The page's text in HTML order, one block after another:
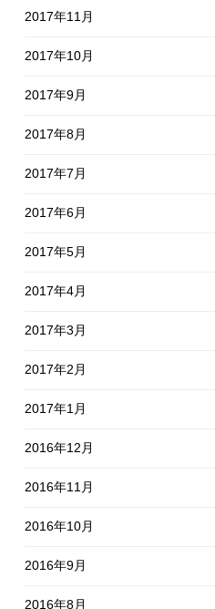
2017年11月
2017年10月
2017年9月
2017年8月
2017年7月
2017年6月
2017年5月
2017年4月
2017年3月
2017年2月
2017年1月
2016年12月
2016年11月
2016年10月
2016年9月
2016年8月